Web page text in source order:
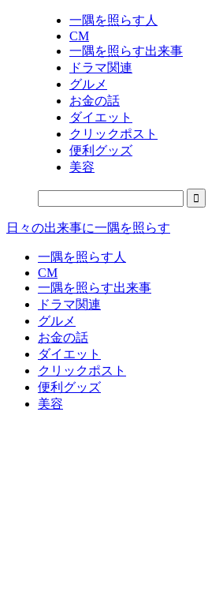
一隅を照らす人
CM
一隅を照らす出来事
ドラマ関連
グルメ
お金の話
ダイエット
クリックポスト
便利グッズ
美容
日々の出来事に一隅を照らす
一隅を照らす人
CM
一隅を照らす出来事
ドラマ関連
グルメ
お金の話
ダイエット
クリックポスト
便利グッズ
美容